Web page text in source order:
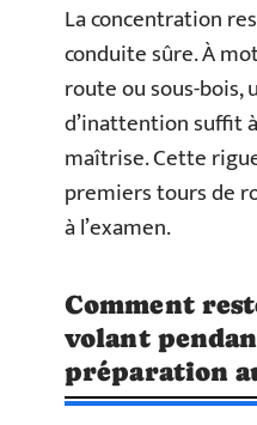
La concentration
conduite sûre. À
route ou sous-bois,
d’inattention suffit
maîtrise. Cette
premiers tours de
à l’examen.
Comment
volant
préparation